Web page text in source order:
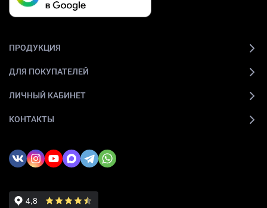
ПРОДУКЦИЯ
ДЛЯ ПОКУПАТЕЛЕЙ
ЛИЧНЫЙ КАБИНЕТ
КОНТАКТЫ